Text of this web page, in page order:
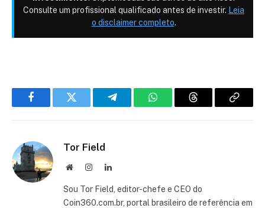
Consulte um profissional qualificado antes de investir. Leia
o disclaimer completo.
FacebookTwitter TelegramWhatsAppThreads Copiar
Tor Field
Site InstagramLinkedIn
Sou Tor Field, editor-chefe e CEO do
Coin360.com.br, portal brasileiro de referência em